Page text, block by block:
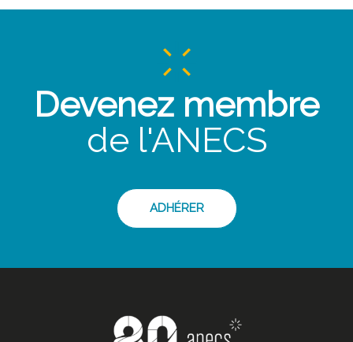
Devenez membre
de l'ANECS
ADHÉRER